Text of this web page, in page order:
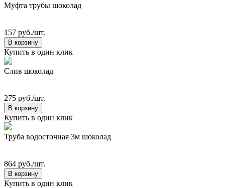
Муфта трубы шоколад
157 руб./шт.
В корзину
Купить в один клик
Слив шоколад
275 руб./шт.
В корзину
Купить в один клик
Труба водосточная 3м шоколад
864 руб./шт.
В корзину
Купить в один клик